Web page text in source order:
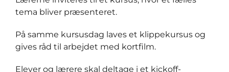
tema bliver præsenteret.
På samme kursusdag laves et klippekursus og
gives råd til arbejdet med kortfilm.
Elever og lærere skal deltage i et kickoff-